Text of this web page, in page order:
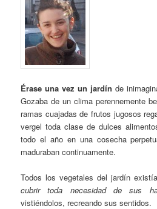
Érase una vez un jardín de
Gozaba de un clima perennemente
ramas cuajadas de frutos jugosos
vergel toda clase de dulces
todo el año en una cosecha
maduraban continuamente.
Todos los vegetales del jardín
cubrir toda necesidad de sus
vistiéndolos, recreando sus sentidos.